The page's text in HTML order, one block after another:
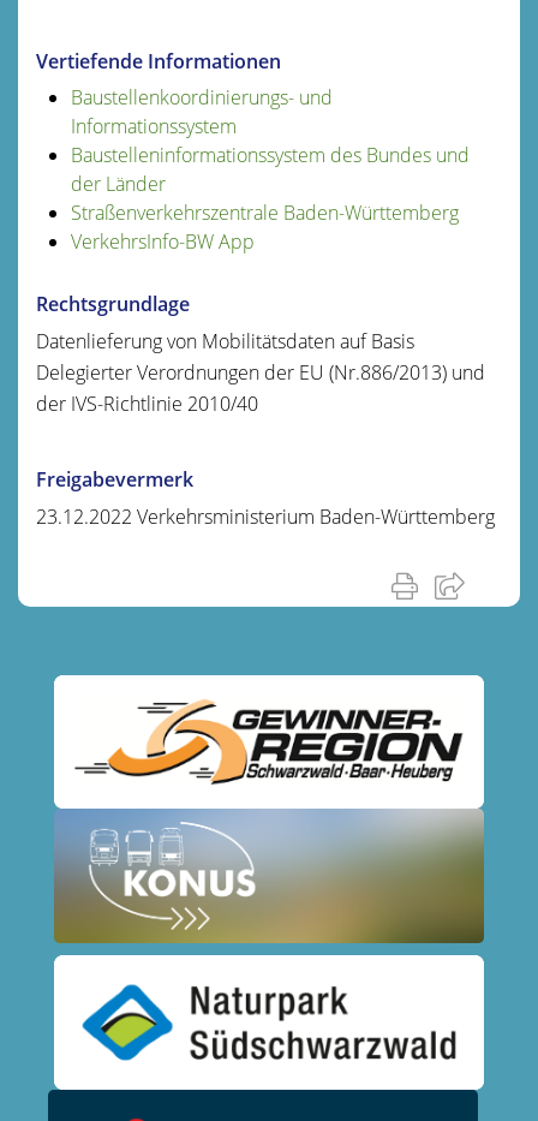
Vertiefende Informationen
Baustellenkoordinierungs- und
Informationssystem
Baustelleninformationssystem des Bundes und
der Länder
Straßenverkehrszentrale Baden-Württemberg
VerkehrsInfo-BW App
Rechtsgrundlage
Datenlieferung von Mobilitätsdaten auf Basis
Delegierter Verordnungen der EU (Nr.886/2013) und
der IVS-Richtlinie 2010/40
Freigabevermerk
23.12.2022 Verkehrsministerium Baden-Württemberg